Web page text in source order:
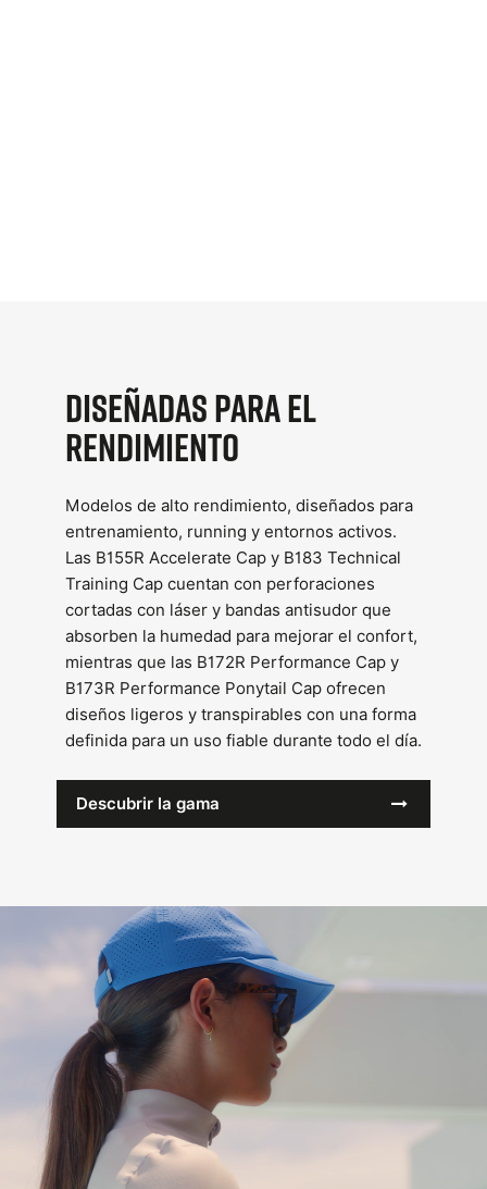
Diseñadas para el
rendimiento
Modelos de alto rendimiento, diseñados para
entrenamiento, running y entornos activos.
Las B155R Accelerate Cap y B183 Technical
Training Cap cuentan con perforaciones
cortadas con láser y bandas antisudor que
absorben la humedad para mejorar el confort,
mientras que las B172R Performance Cap y
B173R Performance Ponytail Cap ofrecen
diseños ligeros y transpirables con una forma
definida para un uso fiable durante todo el día.
Descubrir la gama